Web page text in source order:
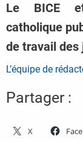
Le BICE et
catholique
de travail des
L’équipe de
Partager :
X